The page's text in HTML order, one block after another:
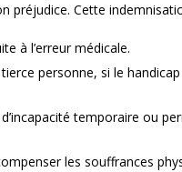
préjudice. Cette
à l’erreur médicale.
personne, si le
temporaire ou
les souffrances